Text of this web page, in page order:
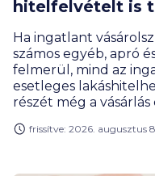
hitelfelvételt is
Ha ingatlant
számos egyéb, apró
felmerül, mind az
esetleges
részét még a
rendelkezésedre álló
frissítve: 2026. augusztus